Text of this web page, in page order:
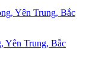
Yên Trung, Bắc